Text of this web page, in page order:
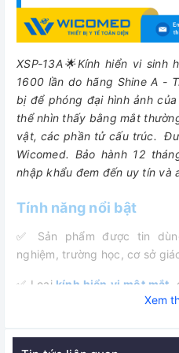
XSP-13A🌟Kính hiển vi sinh
1600 lần do hãng Shine A -
bị để phóng đại hình ảnh
thể nhìn thấy bằng mắt
vật, các phần tử cấu trúc.
Wicomed. Bảo hành 12
nhập khẩu đem đến uy tín và
Tính năng nổi bật
✅ Sản phẩm được tin
nghiệm, trường học, cơ sở
✅ Loại kính hiển vi một mắt
đa 1600 lần, thường được
Xem